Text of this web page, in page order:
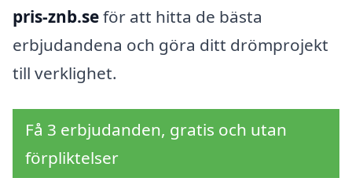
pris-znb.seför att hitta de bästa
erbjudandena och göra ditt drömprojekt
till verklighet.
Få 3 erbjudanden, gratis och utan
förpliktelser